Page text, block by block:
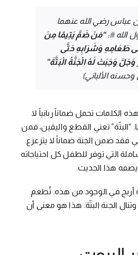
عباس رضي الله عنهما
الله ﷺ:“مَنْ ضَمَّ يَتِيمًا مِنَ
طَعَامِهِ وَشَرَابِهِ حَتَّى
وَجَلَّ وَجَبَتْ لَهُ الْجَنَّةُ الْبَتَّةَ”
وحسنه الألباني)
الكلمات تحمل ضماناً ربانياً لا
تعني القطع واليقين، فمن
فقد ضمن الجنة ضماناً لا يتزعزع.
التي توفر للطفل كل احتياجاته
هذا الحديث.
أربح في الوجود من هذه. تُطعم
وتنال الجنة البتّة. هذا هو معنى أن